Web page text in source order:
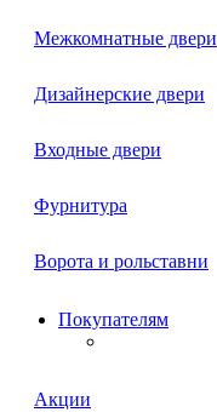
Межкомнатные двери
Дизайнерские двери
Входные двери
Фурнитура
Ворота и рольставни
Покупателям
Акции